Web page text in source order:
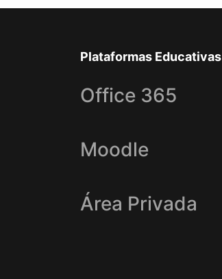
Plataformas Educativas
Office 365
Moodle
Área Privada